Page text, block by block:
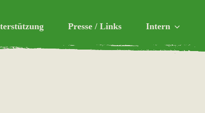
Presse / Links Intern